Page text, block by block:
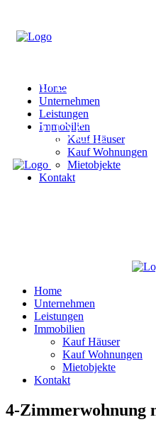
Home
Unternehmen
Leistungen
Immobilien
Kauf Häuser
Kauf Wohnungen
Mietobjekte
Kontakt
Home
Unternehmen
Leistungen
Immobilien
Kauf Häuser
Kauf Wohnungen
Mietobjekte
Kontakt
4-Zimmerwohnung